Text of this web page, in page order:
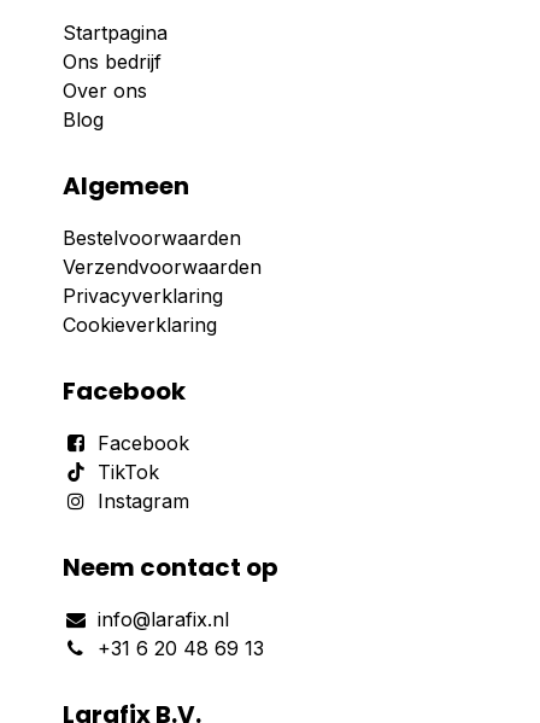
Startpagina
Ons bedrijf
Over ons
Blog
Algemeen
Bestelvoorwaarden
Verzendvoorwaarden
Privacyverklaring
Cookieverklaring
Facebook
Facebook
TikTok
Instagram
Neem contact op
info@larafix.nl
+31 6 20 48 69 13
Larafix B.V.